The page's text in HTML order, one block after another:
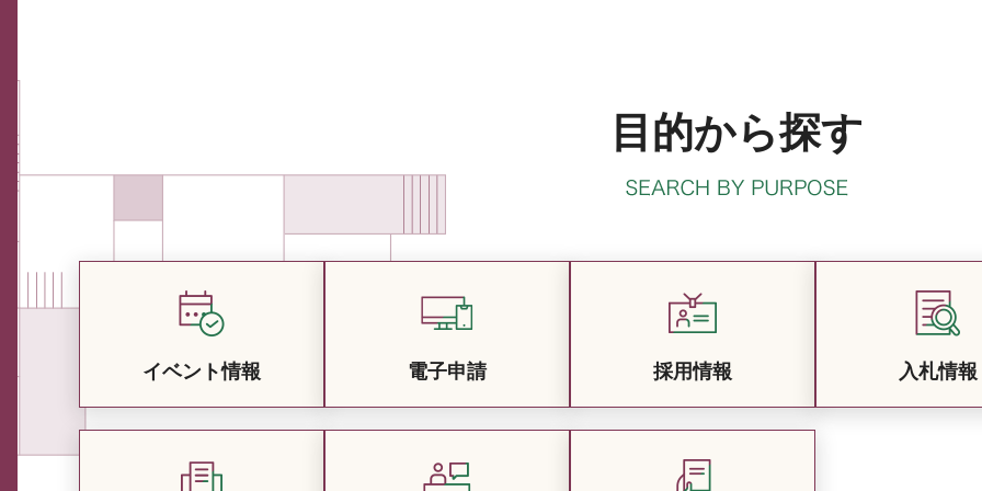
目的から探す
イベント情報 電子申請 採用情報 入札情報